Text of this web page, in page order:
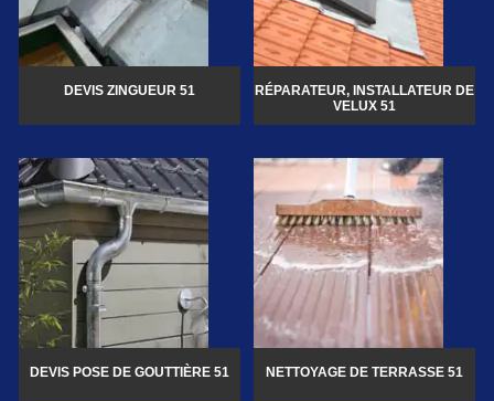
DEVIS ZINGUEUR 51
RÉPARATEUR, INSTALLATEUR DE
VELUX 51
DEVIS POSE DE GOUTTIÈRE 51 NETTOYAGE DE TERRASSE 51